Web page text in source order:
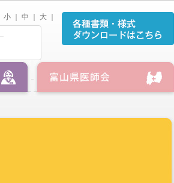
小 中 大